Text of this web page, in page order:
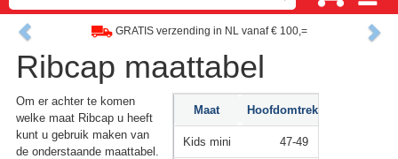
GRATIS verzending in NL vanaf € 100,=
Ruim assortiment, altijd wat naar wens!
Previous
Ribcap maattabel
Om er achter te komen
welke maat Ribcap u heeft
kunt u gebruik maken van
de onderstaande maattabel.
Maat Hoofdomtrek(cm)
Kids mini 47-49